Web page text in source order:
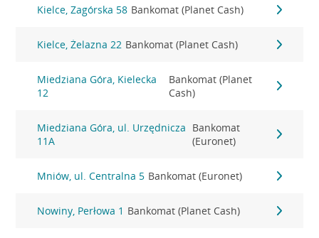
Kielce, Zagórska 58 Bankomat (Planet Cash)
Kielce, Żelazna 22 Bankomat (Planet Cash)
Miedziana Góra, Kielecka
12
Bankomat (Planet
Cash)
Miedziana Góra, ul. Urzędnicza
11A
Bankomat
(Euronet)
Mniów, ul. Centralna 5 Bankomat (Euronet)
Nowiny, Perłowa 1 Bankomat (Planet Cash)